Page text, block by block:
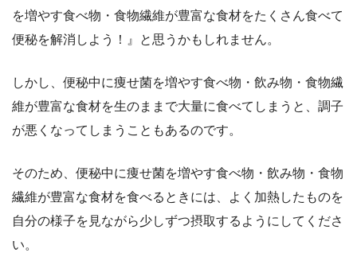
を増やす食べ物・食物繊維が豊富な食材をたくさん食べて
便秘を解消しよう！』と思うかもしれません。
しかし、便秘中に痩せ菌を増やす食べ物・飲み物・食物繊
維が豊富な食材を生のままで大量に食べてしまうと、調子
が悪くなってしまうこともあるのです。
そのため、便秘中に痩せ菌を増やす食べ物・飲み物・食物
繊維が豊富な食材を食べるときには、よく加熱したものを
自分の様子を見ながら少しずつ摂取するようにしてくださ
い。